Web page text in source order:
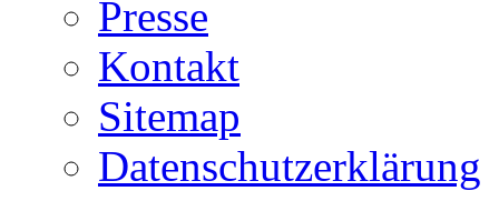
Presse
Kontakt
Sitemap
Datenschutzerklärung